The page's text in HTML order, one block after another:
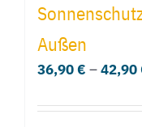
Außen
36,90€ –42,90